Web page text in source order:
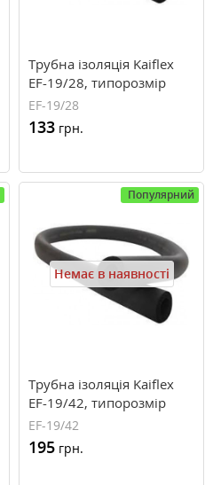
Трубна ізоляція Kaiflex
EF-19/28, типорозмір
19/28 мм
EF-19/28
133 грн.
Популярний
Немає в наявності
Трубна ізоляція Kaiflex
EF-19/42, типорозмір
19/42 мм
EF-19/42
195 грн.